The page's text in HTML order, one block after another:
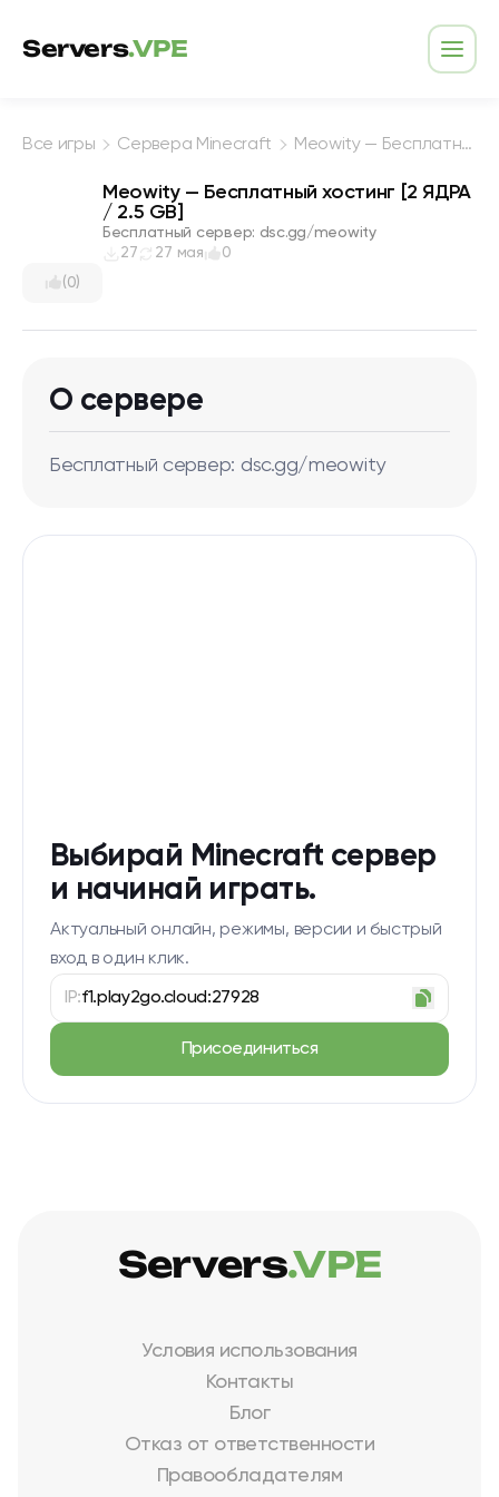
Servers.VPE
Все игры Сервера Minecraft Meowity — Бесплатный хостинг [2 ЯДРА / 2.5 GB]
(0)
Meowity — Бесплатный хостинг [2 ЯДРА
/ 2.5 GB]
Бесплатный сервер: dsc.gg/meowity
27
27 мая 0
О сервере
Бесплатный сервер: dsc.gg/meowity
Выбирай Minecraft сервер
и начинай играть.
Актуальный онлайн, режимы, версии и быстрый
вход в один клик.
IP:f1.play2go.cloud:27928
Присоединиться
Условия использования
Контакты
Блог
Отказ от ответственности
Правообладателям
Servers.VPE